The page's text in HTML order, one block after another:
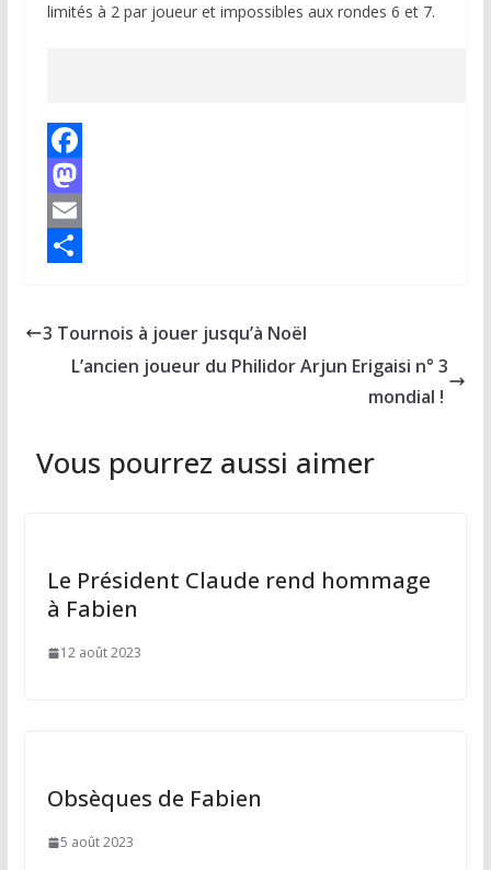
limités à 2 par joueur et impossibles aux rondes 6 et 7.
F
a
c
M
a
n
E
g
3 Tournois à jouer jusqu’à Noël
L’ancien joueur du Philidor Arjun Erigaisi n° 3
mondial !
Vous pourrez aussi aimer
Le Président Claude rend hommage
à Fabien
12 août 2023
Obsèques de Fabien
5 août 2023